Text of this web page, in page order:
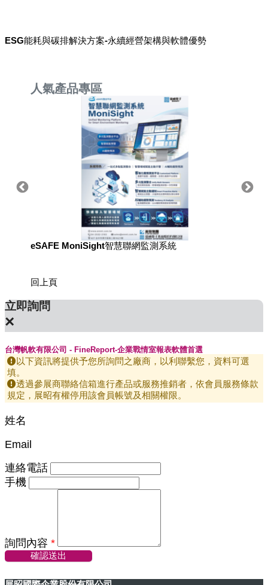
ESG能耗與碳排解決方案-永續經營架構與軟體優勢
人氣產品專區
eSAFE MoniSight智慧聯網監測系統
回上頁
立即詢問
×
台灣帆軟有限公司 - FineReport-企業戰情室報表軟體首選
以下資訊將提供予您所詢問之廠商，以利聯繫您，資料可選
填。
透過參展商聯絡信箱進行產品或服務推銷者，依會員服務條款
規定，展昭有權停用該會員帳號及相關權限。
姓名
Email
連絡電話
手機
詢問內容 *
確認送出